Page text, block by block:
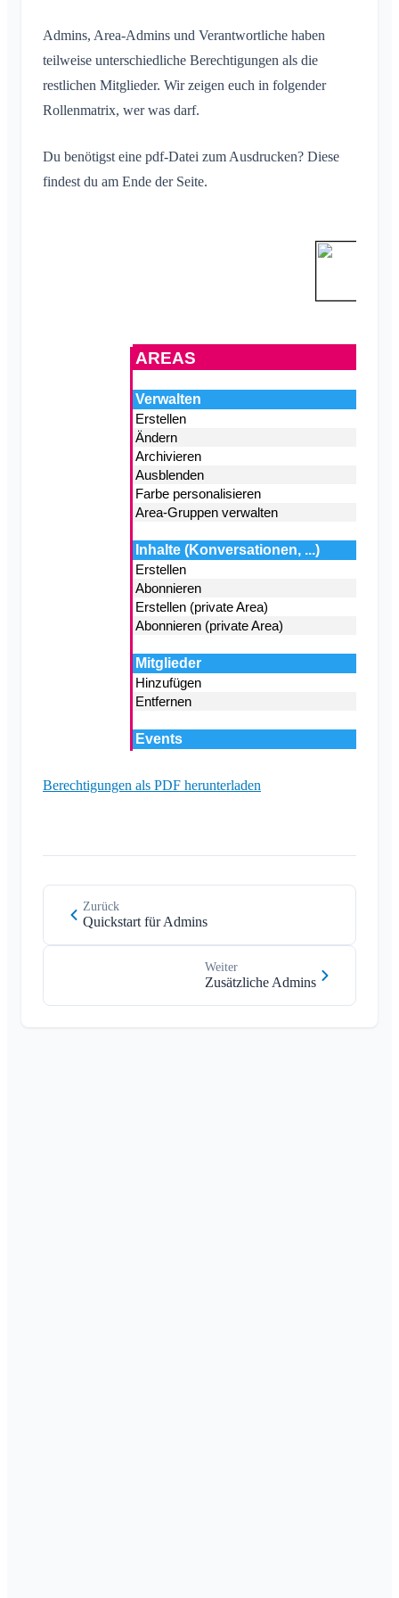
Persönlicher Kalender
Lesebestätigung
Nachricht löschen
Was ist eine Area-Gruppe?
Area erstellen
Area beitreten
Area verlassen
Private Area
Weiterer Klubraum
Klubraum Verlassen
Name ändern
Administration
Quickstart für Admins
Zusätzliche Admins
Mitglieder einladen
Beitrittsanfrage auf Vereinswebseite
Klubraum schließen
Unterstützte Browser
Admins, Area-Admins und Verantwortliche haben
teilweise unterschiedliche Berechtigungen als die
restlichen Mitglieder. Wir zeigen euch in folgender
Rollenmatrix, wer was darf.
Du benötigst eine pdf-Datei zum Ausdrucken? Diese
findest du am Ende der Seite.
Berechtigungen als PDF herunterladen
Zurück
Quickstart für Admins
Weiter
Zusätzliche Admins